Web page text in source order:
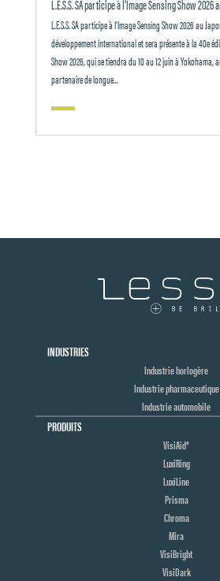
L.E.S.S. SA participe à l’Image Sensing Show 2026
L.E.S.S. SA participe à l’Image Sensing Show 2026 au
développement international et sera présente à la 40e
Show 2026, qui se tiendra du 10 au 12 juin à Yokohama,
partenaire de longue...
INDUSTRIES
Industrie horlogère
Industrie pharmaceutique
Industrie automobile
PRODUITS
VisiAid®
LuxiRing
LuxiLine
Prisma
Chroma
Mira
VisiBright
VisiDark